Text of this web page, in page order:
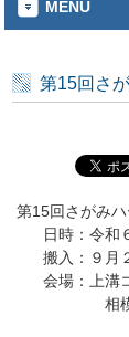
MENU
第15回さ
第15回さがみハート・上溝コスモスセンター巡回展
日時：令和６
搬入：９月２
会場：上溝コ
相模原市
TEL